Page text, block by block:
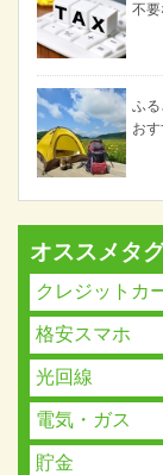
不
ふ
お
オススメタ
クレジットカ
格安スマホ
光回線
電気・ガス
貯金